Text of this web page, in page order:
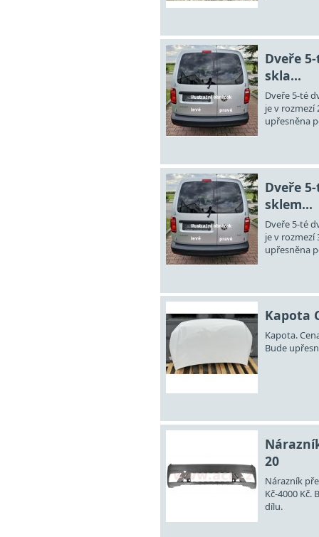
Dveře
skla...
Dveře 5-té
je v rozmezí
upřesněna
Dveře
sklem...
Dveře 5-té
je v rozmezí
upřesněna
Kapota
Kapota.
Bude
20
Nárazník
Kč-4000 Kč.
dílu.